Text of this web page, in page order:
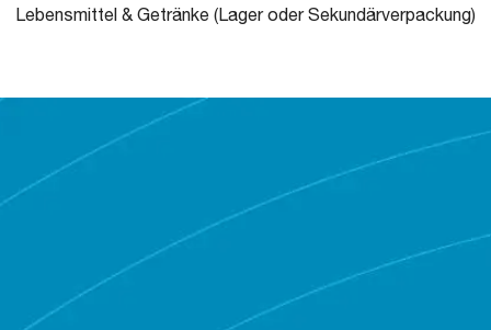
Lebensmittel & Getränke (Lager oder Sekundärverpackung)